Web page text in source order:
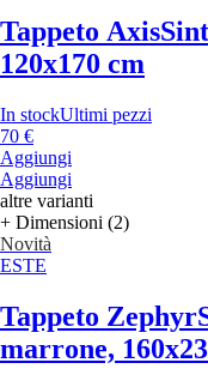
Tappeto Axis
120x170 cm
In stockUltimi pezzi
70 €
Aggiungi
Aggiungi
altre varianti
+ Dimensioni (2)
Novità
ESTE
Tappeto Zephyr
marrone,